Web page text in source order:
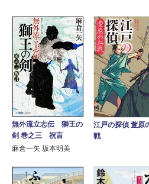
無外流立志伝 獅王の
剣 巻之三 祝言
麻倉一矢 坂本明美
江戸の探偵 萱原
戦